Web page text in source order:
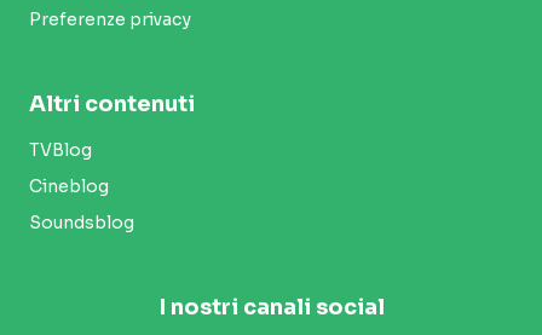
Preferenze privacy
Altri contenuti
TVBlog
Cineblog
Soundsblog
I nostri canali social